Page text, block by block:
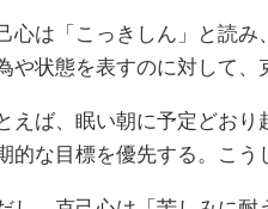
心は「こっきしん」と読み、
や状態を表すのに対して、
えば、眠い朝に予定どおり
的な目標を優先する。こう